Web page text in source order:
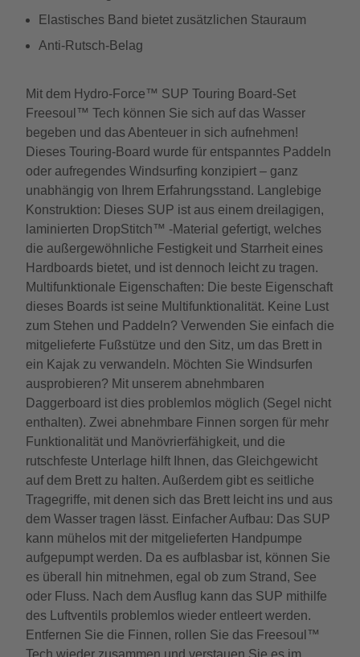
Elastisches Band bietet zusätzlichen Stauraum
Anti-Rutsch-Belag
Mit dem Hydro-Force™ SUP Touring Board-Set
Freesoul™ Tech können Sie sich auf das Wasser
begeben und das Abenteuer in sich aufnehmen!
Dieses Touring-Board wurde für entspanntes Paddeln
oder aufregendes Windsurfing konzipiert – ganz
unabhängig von Ihrem Erfahrungsstand. Langlebige
Konstruktion: Dieses SUP ist aus einem dreilagigen,
laminierten DropStitch™ -Material gefertigt, welches
die außergewöhnliche Festigkeit und Starrheit eines
Hardboards bietet, und ist dennoch leicht zu tragen.
Multifunktionale Eigenschaften: Die beste Eigenschaft
dieses Boards ist seine Multifunktionalität. Keine Lust
zum Stehen und Paddeln? Verwenden Sie einfach die
mitgelieferte Fußstütze und den Sitz, um das Brett in
ein Kajak zu verwandeln. Möchten Sie Windsurfen
ausprobieren? Mit unserem abnehmbaren
Daggerboard ist dies problemlos möglich (Segel nicht
enthalten). Zwei abnehmbare Finnen sorgen für mehr
Funktionalität und Manövrierfähigkeit, und die
rutschfeste Unterlage hilft Ihnen, das Gleichgewicht
auf dem Brett zu halten. Außerdem gibt es seitliche
Tragegriffe, mit denen sich das Brett leicht ins und aus
dem Wasser tragen lässt. Einfacher Aufbau: Das SUP
kann mühelos mit der mitgelieferten Handpumpe
aufgepumpt werden. Da es aufblasbar ist, können Sie
es überall hin mitnehmen, egal ob zum Strand, See
oder Fluss. Nach dem Ausflug kann das SUP mithilfe
des Luftventils problemlos wieder entleert werden.
Entfernen Sie die Finnen, rollen Sie das Freesoul™
Tech wieder zusammen und verstauen Sie es im